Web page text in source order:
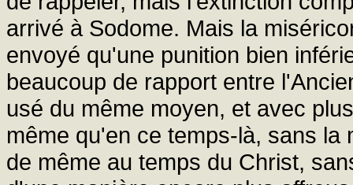
arrivé à Sodome. Mais la
envoyé qu'une punition bien
beaucoup de rapport entre
usé du même moyen, et avec
même qu'en ce temps-là, sans
de même au temps du Christ,